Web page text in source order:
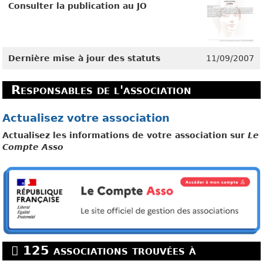
Consulter la publication au JO
Dernière mise à jour des statuts 11/09/2007
Responsables de l'association
Actualisez votre association
Actualisez les informations de votre association surLe
Compte Asso
125 associations trouvées à